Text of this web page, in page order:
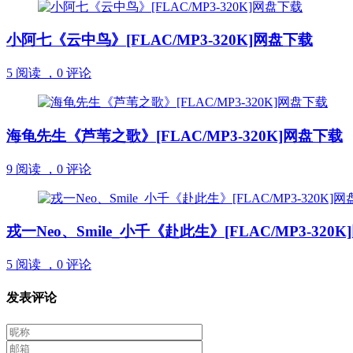
小阿七《云中鸟》[FLAC/MP3-320K]网盘下载
5 阅读 ， 0 评论
海龟先生《芦苇之歌》[FLAC/MP3-320K]网盘下载
9 阅读 ， 0 评论
戎一Neo、Smile_小千《赴此生》[FLAC/MP3-
5 阅读 ， 0 评论
发表评论